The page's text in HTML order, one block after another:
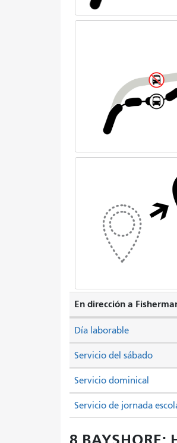
En dirección a
Servicio del sábado
Servicio dominical
Día laborable
Servicio de jornada